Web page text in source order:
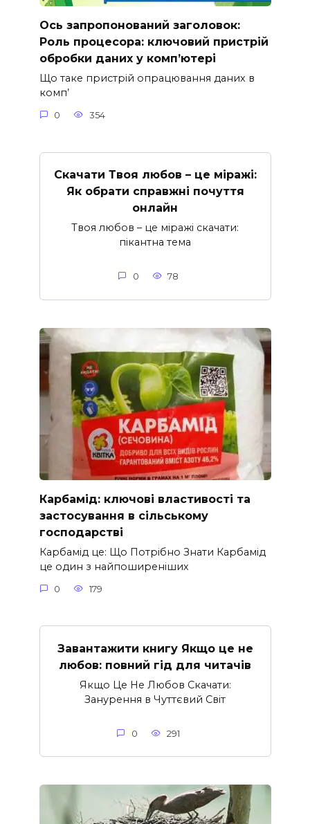
Ось запропонований заголовок:
Роль процесора: ключовий пристрій
обробки даних у комп’ютері
Що таке пристрій опрацювання даних в
комп’
0 354
Скачати Твоя любов – це міражі:
Як обрати справжні почуття
онлайн
Твоя любов – це міражі скачати:
пікантна тема
0 78
Карбамід: ключові властивості та
застосування в сільському
господарстві
Карбамід це: Що Потрібно Знати Карбамід
це один з найпоширеніших
0 179
Завантажити книгу Якщо це не
любов: повний гід для читачів
Якщо Це Не Любов Скачати:
Занурення в Чуттєвий Світ
0 291